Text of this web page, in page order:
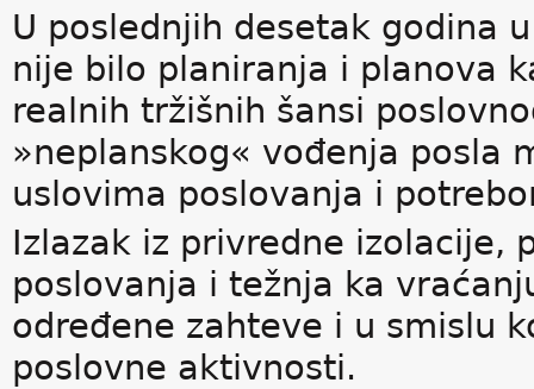
U poslednjih desetak godina
nije bilo planiranja i planova
realnih tržišnih šansi
»neplanskog« vođenja posla
uslovima poslovanja i
Izlazak iz privredne izolacije,
poslovanja i težnja ka
određene zahteve i u smislu
poslovne aktivnosti.